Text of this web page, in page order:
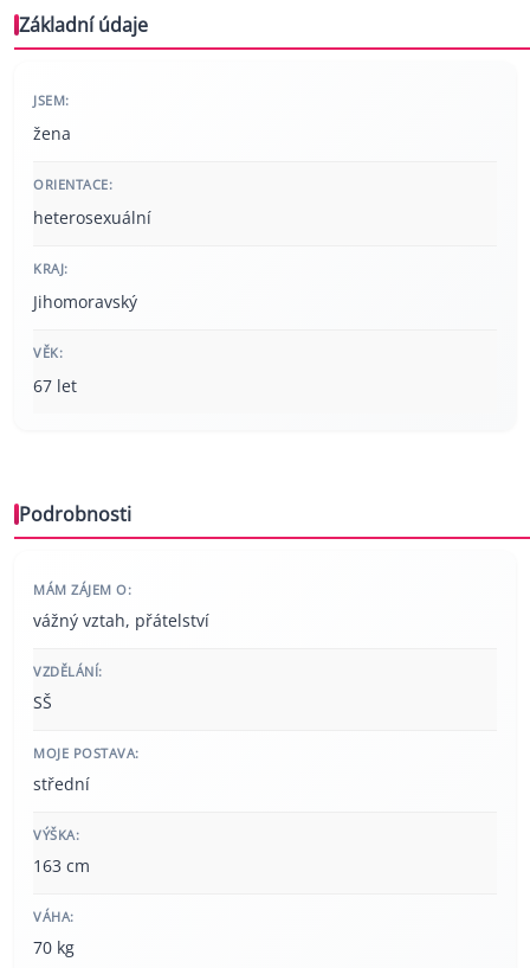
Základní údaje
JSEM:
žena
ORIENTACE:
heterosexuální
KRAJ:
Jihomoravský
VĚK:
67 let
Podrobnosti
MÁM ZÁJEM O:
vážný vztah, přátelství
VZDĚLÁNÍ:
SŠ
MOJE POSTAVA:
střední
VÝŠKA:
163 cm
VÁHA:
70 kg